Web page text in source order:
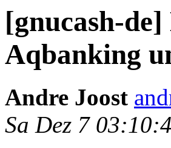
[gnucash-
Aqbanking
Andre Joost
Sa Dez 7